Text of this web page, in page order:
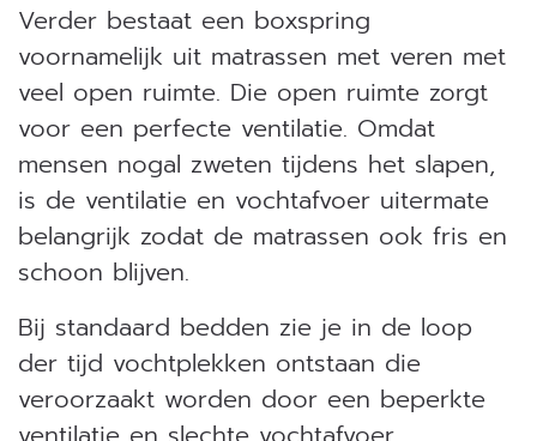
Verder bestaat een boxspring
voornamelijk uit matrassen met veren met
veel open ruimte. Die open ruimte zorgt
voor een perfecte ventilatie. Omdat
mensen nogal zweten tijdens het slapen,
is de ventilatie en vochtafvoer uitermate
belangrijk zodat de matrassen ook fris en
schoon blijven.
Bij standaard bedden zie je in de loop
der tijd vochtplekken ontstaan die
veroorzaakt worden door een beperkte